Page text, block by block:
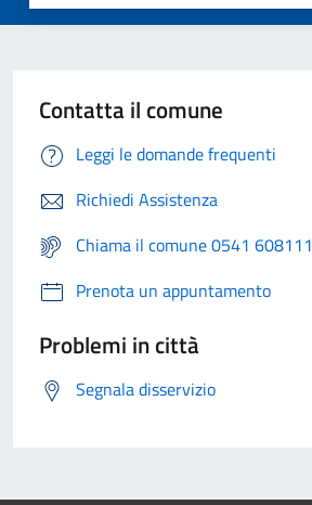
Contatta il comune
Leggi le domande frequenti
Richiedi Assistenza
Chiama il comune 0541 608111
Prenota un appuntamento
Problemi in città
Segnala disservizio